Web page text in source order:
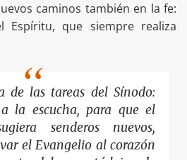
caminos también en la fe:
Espíritu, que siempre realiza
de las tareas del Sínodo:
la escucha, para que el
senderos nuevos,
el Evangelio al corazón